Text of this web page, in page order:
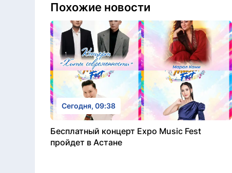
Похожие новости
Сегодня, 09:38
Бесплатный концерт Expo Music Fest
пройдет в Астане